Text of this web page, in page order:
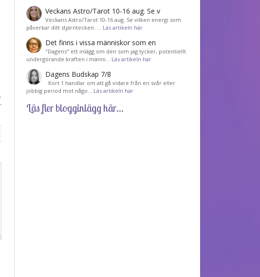
Veckans Astro/Tarot 10-16 aug. Se v
Veckans Astro/Tarot 10-16 aug. Se vilken energi som
påverkar ditt stjärntecken. … Läs artikeln här
Det finns i vissa människor som en
"Dagens" ett inlägg om den som jag tycker, potentiellt
undergörande kraften i männi… Läs artikeln här
Dagens Budskap 7/8
Kort 1 handlar om att gå vidare från en svår eller
jobbig period mot någo… Läs artikeln här
Läs fler blogginlägg här...